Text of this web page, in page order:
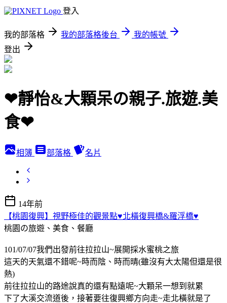
登入
我的部落格 我的部落格後台
我的帳號
登出
❤靜怡&大顆呆の親子.旅遊.美
食❤
相簿 部落格 名片
14年前
【桃園復興】視野極佳的觀景點♥北橫復興橋&羅浮橋♥
桃園の旅遊、美食、餐廳
101/07/07我們出發前往拉拉山~展開採水蜜桃之旅
這天的天氣還不錯呢~時而陰、時而晴(雖沒有大太陽但還是很
熱)
前往拉拉山的路途說真的還有點遠呢~大顆呆一想到就累
下了大溪交流道後，接著要往復興鄉方向走~走北橫就是了